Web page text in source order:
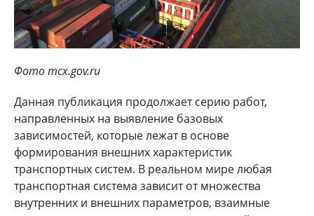
Фото mcx.gov.ru
Данная публикация продолжает серию работ,
направленных на выявление базовых
зависимостей, которые лежат в основе
формирования внешних характеристик
транспортных систем. В реальном мире любая
транспортная система зависит от множества
внутренних и внешних параметров, взаимные